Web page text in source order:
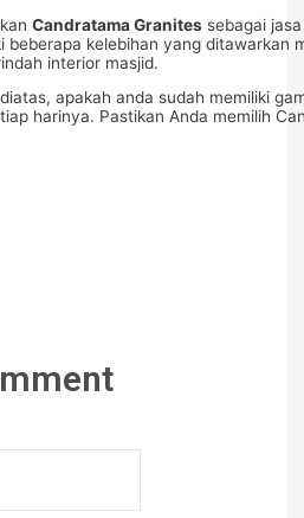
Candratama Granitessebagai
kelebihan yang ditawarkan
interior masjid.
apakah anda sudah memiliki
harinya. Pastikan Anda memilih